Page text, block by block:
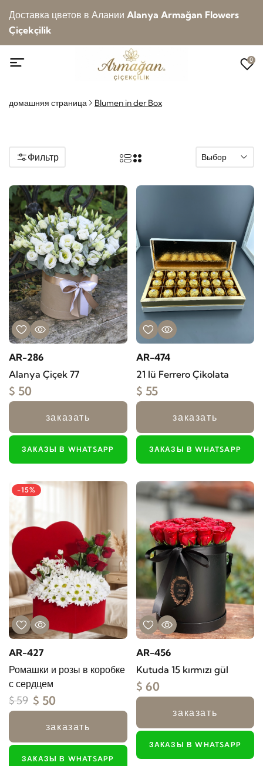
Доставка цветов в Алании Alanya Armağan Flowers
Çiçekçilik
0
домашняя страница Blumen in der Box
Фильтр Выбор
AR-286
Alanya Çiçek 77
$ 50
заказать
ЗАКАЗЫ В WHATSAPP
AR-474
21 lü Ferrero Çikolata
$ 55
заказать
ЗАКАЗЫ В WHATSAPP
-15%
AR-427
Ромашки и розы в коробке
с сердцем
$ 59 $ 50
заказать
ЗАКАЗЫ В WHATSAPP
AR-456
Kutuda 15 kırmızı gül
$ 60
заказать
ЗАКАЗЫ В WHATSAPP